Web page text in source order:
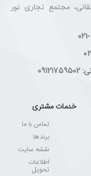
مجتمع تجاری نور
خدمات مشتری
تماس با ما
برندها
نقشه سایت
اطلاعات
تحویل